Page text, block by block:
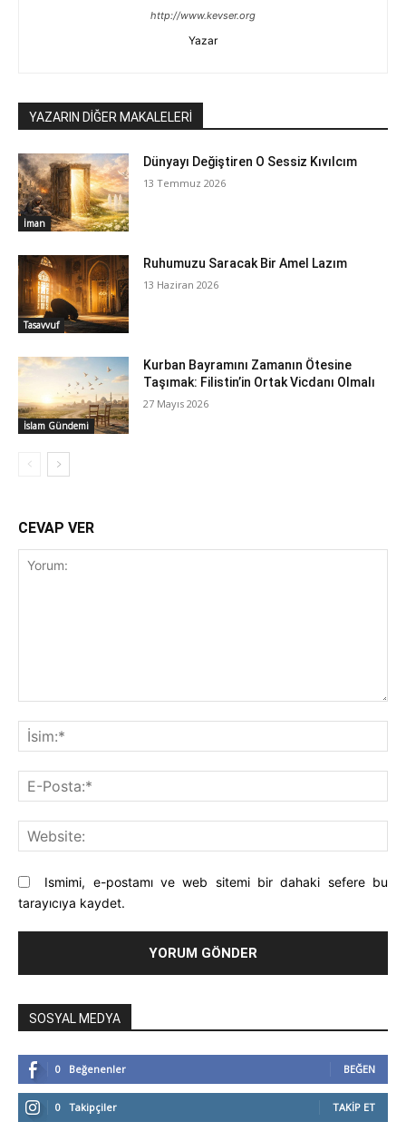
http://www.kevser.org
Yazar
YAZARIN DİĞER MAKALELERİ
İman
Dünyayı Değiştiren O Sessiz Kıvılcım
13 Temmuz 2026
Tasavvuf
Ruhumuzu Saracak Bir Amel Lazım
13 Haziran 2026
İslam Gündemi
Kurban Bayramını Zamanın Ötesine
Taşımak: Filistin’in Ortak Vicdanı Olmalı
27 Mayıs 2026
CEVAP VER
Ismimi, e-postamı ve web sitemi bir dahaki sefere bu
tarayıcıya kaydet.
SOSYAL MEDYA
0 Beğenenler BEĞEN
0 Takipçiler TAKIP ET